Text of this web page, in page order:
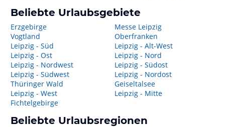
Beliebte Urlaubsgebiete
Erzgebirge
Vogtland
Leipzig - Süd
Leipzig - Ost
Leipzig - Nordwest
Leipzig - Südwest
Thüringer Wald
Leipzig - West
Fichtelgebirge
Messe Leipzig
Oberfranken
Leipzig - Alt-West
Leipzig - Nord
Leipzig - Südost
Leipzig - Nordost
Geiseltalsee
Leipzig - Mitte
Beliebte Urlaubsregionen